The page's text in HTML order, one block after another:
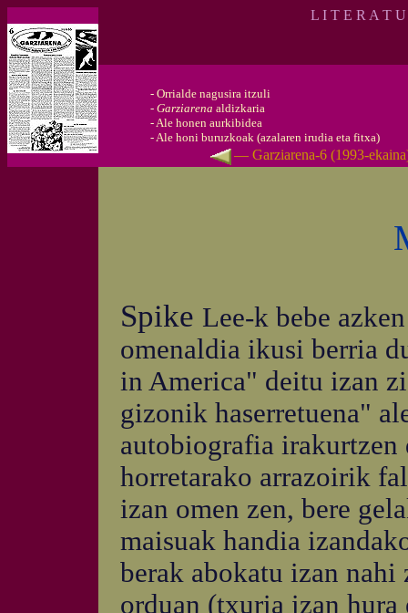
L I T E R A T
- Orrialde nagusira itzuli
- Garziarena aldizkaria
-Ale honen aurkibidea
-Ale honi buruzkoak (azalaren irudia eta fitxa)
— Garziarena-6 (1993-
Spike Lee-k bebe
omenaldia ikusi berria
in America" deitu izan
gizonik haserretuena"
autobiografia irakurtzen
horretarako arrazoirik
izan omen zen, bere
maisuak handia
berak abokatu izan
orduan (txuria izan hura